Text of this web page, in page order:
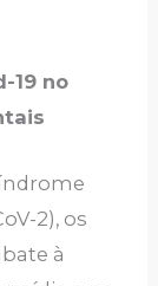
19 no
2), os
à